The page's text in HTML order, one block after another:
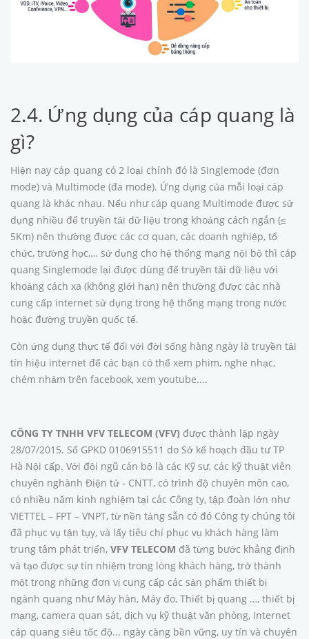
2.4. Ứng dụng của cáp quang là
gì?
Hiện nay cáp quang có 2 loại chính đó là Singlemode (đơn
mode) và Multimode (đa mode). Ứng dụng của mỗi loại cáp
quang là khác nhau. Nếu như cáp quang Multimode được sử
dụng nhiều để truyền tải dữ liệu trong khoảng cách ngắn (≤
5Km) nên thường được các cơ quan, các doanh nghiệp, tổ
chức, trường học,… sử dụng cho hệ thống mạng nội bộ thì cáp
quang Singlemode lại được dùng để truyền tải dữ liệu với
khoảng cách xa (không giới hạn) nên thường được các nhà
cung cấp internet sử dụng trong hệ thống mạng trong nước
hoặc đường truyền quốc tế.
Còn ứng dụng thực tế đối với đời sống hàng ngày là truyền tải
tín hiệu internet để các bạn có thể xem phim, nghe nhạc,
chém nhảm trên facebook, xem youtube....
CÔNG TY TNHH VFV TELECOM (VFV) được thành lập ngày
28/07/2015. Số GPKD 0106915511 do Sở kế hoạch đầu tư TP
Hà Nội cấp. Với đội ngũ cán bộ là các Kỹ sư, các kỹ thuật viên
chuyên nghành Điện tử - CNTT, có trình độ chuyên môn cao,
có nhiều năm kinh nghiệm tại các Công ty, tập đoàn lớn như
VIETTEL – FPT – VNPT, từ nền tảng sẵn có đó Công ty chúng tôi
đã phục vụ tận tụy, và lấy tiêu chí phục vụ khách hàng làm
trung tâm phát triển, VFV TELECOM đã từng bước khẳng định
và tạo được sự tín nhiệm trong lòng khách hàng, trở thành
một trong những đơn vị cung cấp các sản phẩm thiết bị
ngành quang như Máy hàn, Máy đo, Thiết bị quang …, thiết bị
mạng, camera quan sát, dịch vụ kỹ thuật văn phòng, Internet
cáp quang siêu tốc độ... ngày càng bền vững, uy tín và chuyên